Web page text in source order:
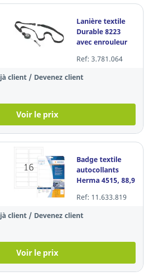
Lanière textile
Durable 8223
avec enrouleur
badges, noire,
les 10
Ref: 3.781.064
client / Devenez client
Voir le prix
Badge textile
autocollants
Herma 4515, 88,9
blanc, les 320
badges
Ref: 11.633.819
client / Devenez client
Voir le prix